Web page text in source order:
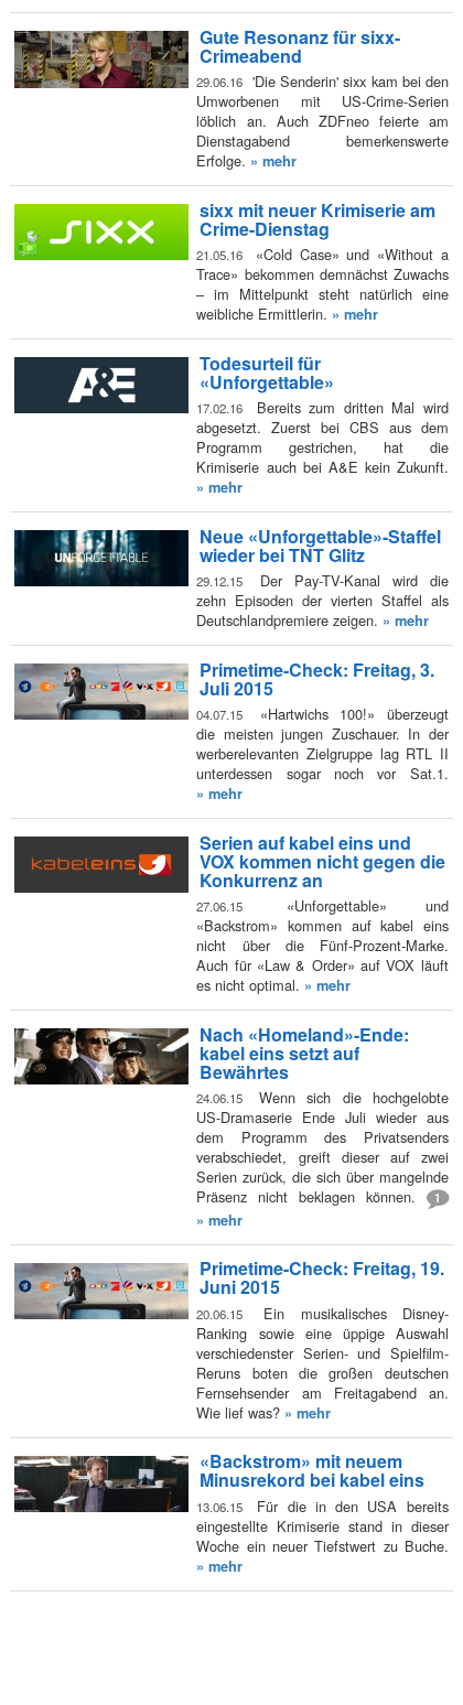
Gute Resonanz für sixx-
Crimeabend
29.06.16 'Die Senderin' sixx kam bei den
Umworbenen mit US-Crime-Serien
löblich an. Auch ZDFneo feierte am
Dienstagabend bemerkenswerte
Erfolge. » mehr
sixx mit neuer Krimiserie am
Crime-Dienstag
21.05.16
«Cold Case» und «Without a
Trace» bekommen demnächst Zuwachs
– im Mittelpunkt steht natürlich eine
weibliche Ermittlerin. » mehr
Todesurteil für
«Unforgettable»
17.02.16
Bereits zum dritten Mal wird
abgesetzt. Zuerst bei CBS aus dem
Programm gestrichen, hat die
Krimiserie auch bei A&E kein Zukunft.
» mehr
Neue «Unforgettable»-Staffel
wieder bei TNT Glitz
29.12.15
Der Pay-TV-Kanal wird die
zehn Episoden der vierten Staffel als
Deutschlandpremiere zeigen. » mehr
Primetime-Check: Freitag, 3.
Juli 2015
04.07.15
«Hartwichs 100!» überzeugt
die meisten jungen Zuschauer. In der
werberelevanten Zielgruppe lag RTL II
unterdessen sogar noch vor Sat.1.
» mehr
Serien auf kabel eins und
VOX kommen nicht gegen die
Konkurrenz an
27.06.15
«Unforgettable» und
«Backstrom» kommen auf kabel eins
nicht über die Fünf-Prozent-Marke.
Auch für «Law & Order» auf VOX läuft
es nicht optimal. » mehr
Nach «Homeland»-Ende:
kabel eins setzt auf
Bewährtes
24.06.15
Wenn sich die hochgelobte
US-Dramaserie Ende Juli wieder aus
dem Programm des Privatsenders
verabschiedet, greift dieser auf zwei
Serien zurück, die sich über mangelnde
Präsenz nicht beklagen können.
1
» mehr
Primetime-Check: Freitag, 19.
Juni 2015
20.06.15
Ein musikalisches Disney-
Ranking sowie eine üppige Auswahl
verschiedenster Serien- und Spielfilm-
Reruns boten die großen deutschen
Fernsehsender am Freitagabend an.
Wie lief was? » mehr
«Backstrom» mit neuem
Minusrekord bei kabel eins
13.06.15
Für die in den USA bereits
eingestellte Krimiserie stand in dieser
Woche ein neuer Tiefstwert zu Buche.
» mehr